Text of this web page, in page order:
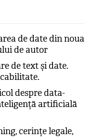
de date din noua
de autor
de text și date.
despre data-
artificială
cerințe legale,